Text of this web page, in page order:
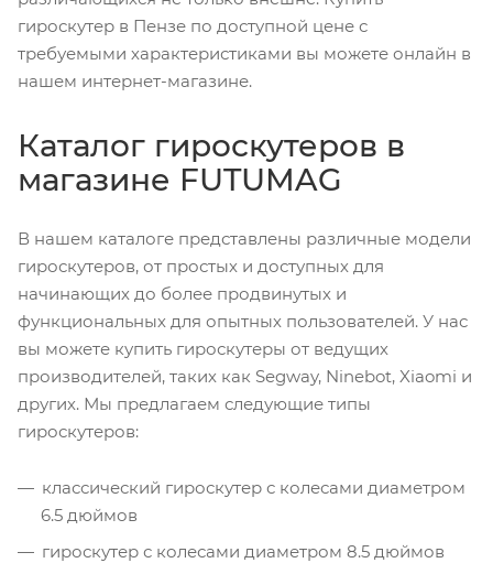
гироскутер в Пензе по доступной цене с
требуемыми характеристиками вы можете онлайн в
нашем интернет-магазине.
Каталог гироскутеров в
магазине FUTUMAG
В нашем каталоге представлены различные модели
гироскутеров, от простых и доступных для
начинающих до более продвинутых и
функциональных для опытных пользователей. У нас
вы можете купить гироскутеры от ведущих
производителей, таких как Segway, Ninebot, Xiaomi и
других. Мы предлагаем следующие типы
гироскутеров:
классический гироскутер с колесами диаметром
6.5 дюймов
гироскутер с колесами диаметром 8.5 дюймов